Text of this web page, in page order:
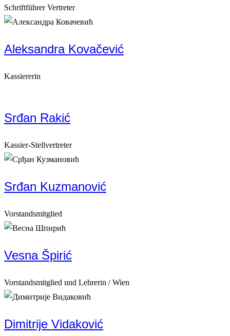
Schriftführer Vertreter
Aleksandra Kovačević
Kassiererin
Srđan Rakić
Kassier-Stellvertreter
Srđan Kuzmanović
Vorstandsmitglied
Vesna Špirić
Vorstandsmitglied und Lehrerin / Wien
Dimitrije Vidaković